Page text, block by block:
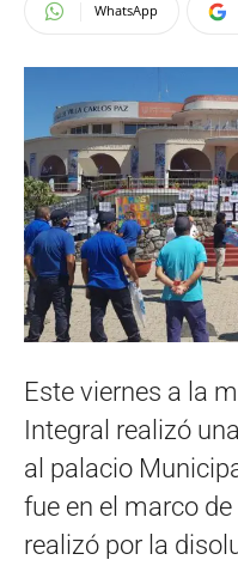
WhatsApp
Este viernes a la
Integral realizó
al palacio
fue en el marco
realizó por la